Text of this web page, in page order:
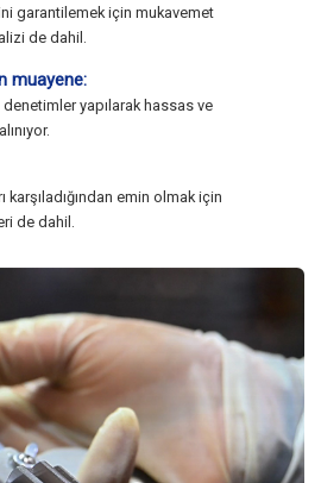
garantilemek için mukavemet
de dahil.
muayene:
denetimler yapılarak hassas ve
emin olmak için
de dahil.